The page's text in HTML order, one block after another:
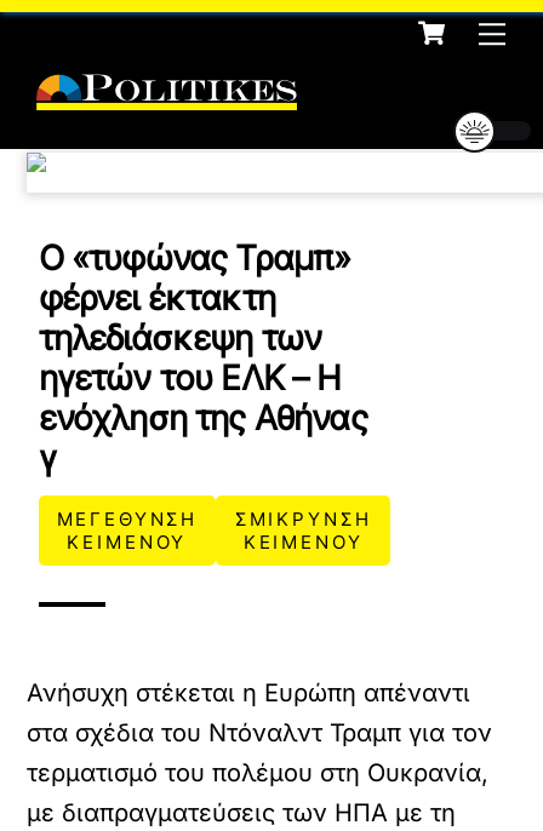
Skip
content
Cart
Ο «τυφώνας Τραμπ»
φέρνει έκτακτη
τηλεδιάσκεψη των
ηγετών του ΕΛΚ – Η
ενόχληση της Αθήνας
γ
ΜΕΓΕΘΥΝΣΗ
ΚΕΙΜΕΝΟΥ
ΣΜΙΚΡΥΝΣΗ
ΚΕΙΜΕΝΟΥ
Ανήσυχη στέκεται η Ευρώπη απέναντι
στα σχέδια του Ντόναλντ Τραμπ για τον
τερματισμό του πολέμου στη Ουκρανία,
με διαπραγματεύσεις των ΗΠΑ με τη